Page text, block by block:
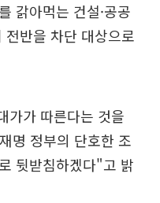
갉아먹는 건설·공공
반을 차단 대상으로
가가 따른다는 것을
명 정부의 단호한 조
뒷받침하겠다"고 밝